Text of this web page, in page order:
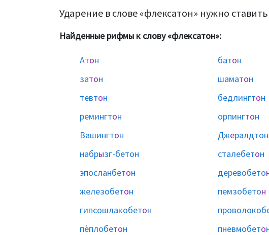
Ударение в слове «флексатон» нужно
Найденные рифмы к слову «флексатон»:
Атон батон
затон шаматон
тевтон бедлингтон
ремингтон орпингтон
Вашингтон Джералдтон
набрызг-бетон сталебетон
эпосланбетон деревобето
железобетон пемзобетон
гипсошлакобетон
пѐплобетон пневмобето